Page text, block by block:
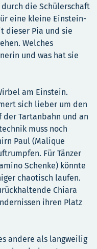
die Schülerschaft
eine kleine Einstein-
dieser Pia und sie
Welches
und was hat sie
am Einstein.
sich lieber um den
Tartanbahn und an
muss noch
Paul (Malique
Für Tänzer
Schenke) könnte
chaotisch laufen.
Chiara
ihren Platz
andere als langweilig